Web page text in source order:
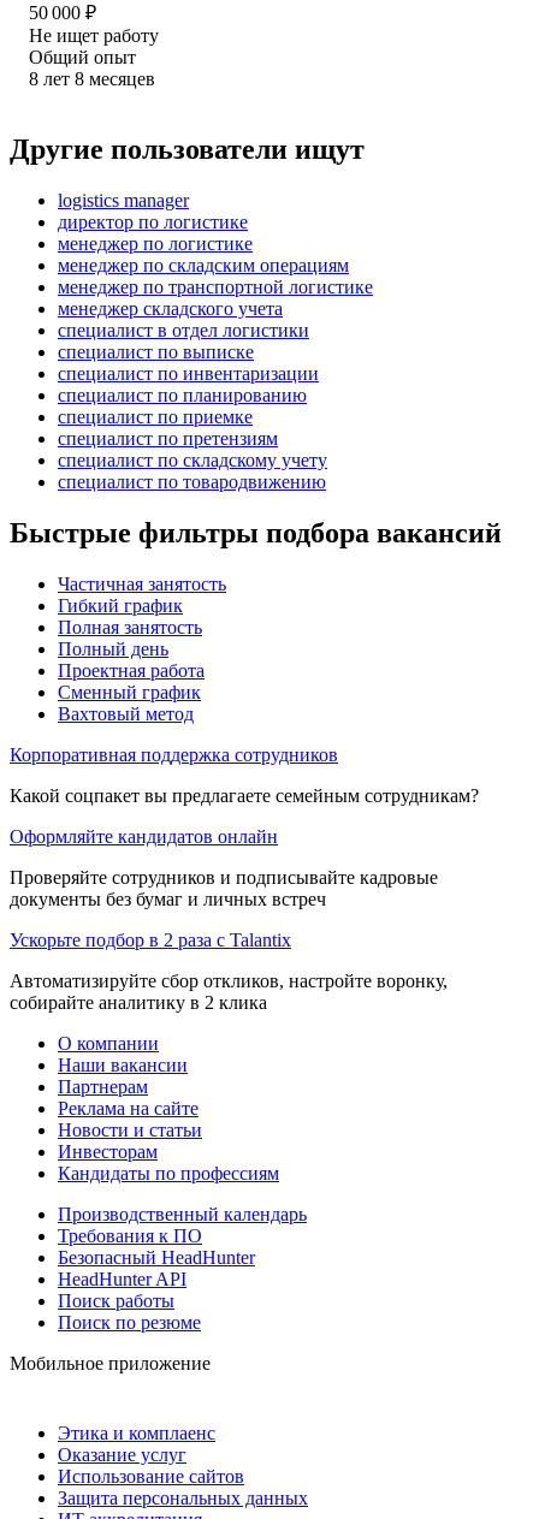
50 000 ₽
Не ищет работу
Общий опыт
8 лет 8 месяцев
Другие пользователи ищут
logistics manager
директор по логистике
менеджер по логистике
менеджер по складским операциям
менеджер по транспортной логистике
менеджер складского учета
специалист в отдел логистики
специалист по выписке
специалист по инвентаризации
специалист по планированию
специалист по приемке
специалист по претензиям
специалист по складскому учету
специалист по товародвижению
Быстрые фильтры подбора вакансий
Частичная занятость
Гибкий график
Полная занятость
Полный день
Проектная работа
Сменный график
Вахтовый метод
Корпоративная поддержка сотрудников
Какой соцпакет вы предлагаете семейным сотрудникам?
Оформляйте кандидатов онлайн
Проверяйте сотрудников и подписывайте кадровые
документы без бумаг и личных встреч
Ускорьте подбор в 2 раза с Talantix
Автоматизируйте сбор откликов, настройте воронку,
собирайте аналитику в 2 клика
О компании
Наши вакансии
Партнерам
Реклама на сайте
Новости и статьи
Инвесторам
Кандидаты по профессиям
Производственный календарь
Требования к ПО
Безопасный HeadHunter
HeadHunter API
Поиск работы
Поиск по резюме
Мобильное приложение
Этика и комплаенс
Оказание услуг
Использование сайтов
Защита персональных данных